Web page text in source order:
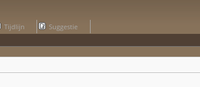
Tijdlijn
Suggestie